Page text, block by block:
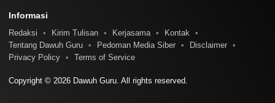
Informasi
Redaksi Kirim Tulisan Kerjasama
Kontak
Tentang Dawuh Guru
Pedoman Media Siber
Disclaimer
Privacy Policy
Terms of Service
Copyright © 2026 Dawuh Guru. All rights reserved.